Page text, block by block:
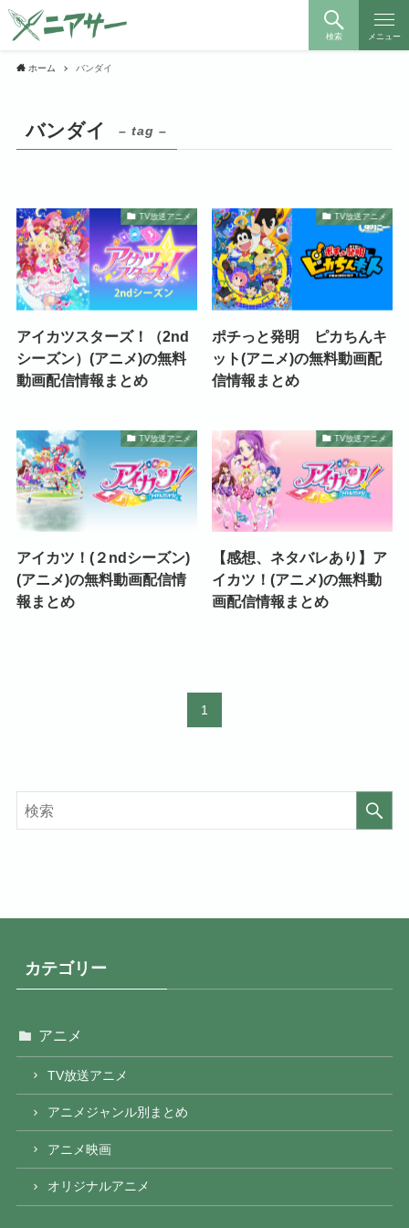
検索 メニュー
ホーム バンダイ
バンダイ – tag –
TV放送アニメ
アイカツスターズ！（2nd
シーズン）(アニメ)の無料
動画配信情報まとめ
TV放送アニメ
ポチっと発明 ピカちんキ
ット(アニメ)の無料動画配
信情報まとめ
TV放送アニメ
アイカツ！(２ndシーズン)
(アニメ)の無料動画配信情
報まとめ
TV放送アニメ
【感想、ネタバレあり】ア
イカツ！(アニメ)の無料動
画配信情報まとめ
1
カテゴリー
アニメ
TV放送アニメ
アニメジャンル別まとめ
アニメ映画
オリジナルアニメ